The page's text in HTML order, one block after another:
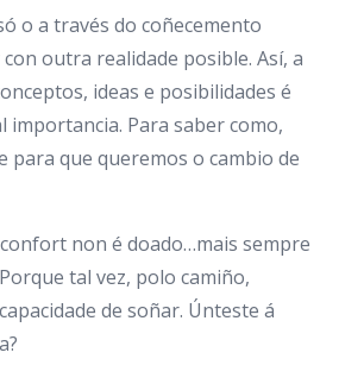
o a través do coñecemento
outra realidade posible. Así, a
ideas e posibilidades é
importancia. Para saber como,
para que queremos o cambio de
non é doado…mais sempre
tal vez, polo camiño,
de soñar. Únteste á